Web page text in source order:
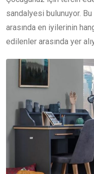
sandalyesi bulunuyor.
arasında en iyilerinin
edilenler arasında yer